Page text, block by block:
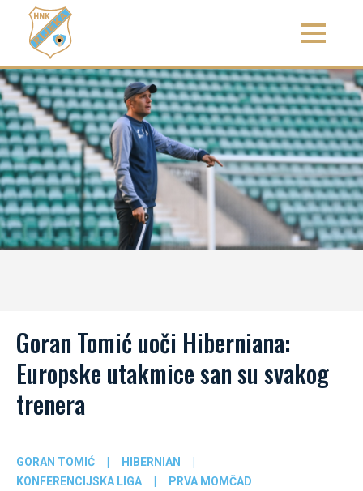
Goran Tomić uoči Hiberniana:
Europske utakmice san su svakog
trenera
GORAN TOMIĆ | HIBERNIAN
|
KONFERENCIJSKA LIGA
| PRVA MOMČAD